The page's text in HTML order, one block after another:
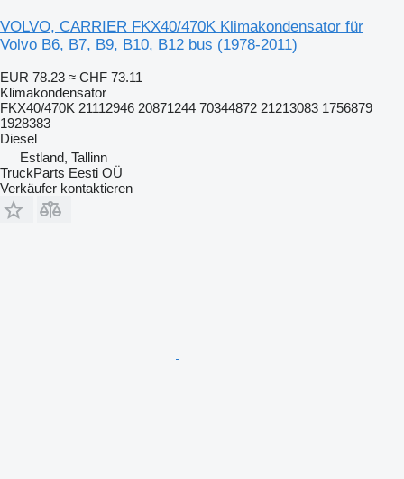
VOLVO, CARRIER FKX40/470K Klimakondensator für
Volvo B6, B7, B9, B10, B12 bus (1978-2011)
EUR 78.23 ≈ CHF 73.11
Klimakondensator
FKX40/470K 21112946 20871244 70344872 21213083 1756879
1928383
Diesel
Estland, Tallinn
TruckParts Eesti OÜ
Verkäufer kontaktieren